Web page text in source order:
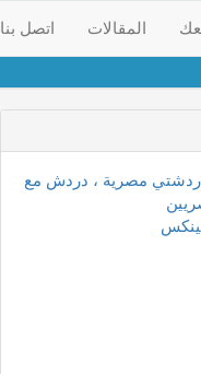
المقالات اتصل بنا
مصرية ، دردش مع